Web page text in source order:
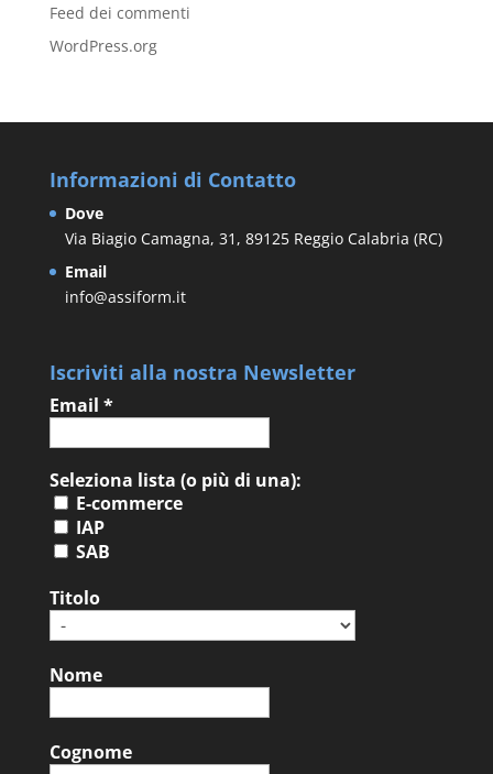
Feed dei commenti
WordPress.org
Informazioni di Contatto
Dove
Via Biagio Camagna, 31, 89125 Reggio Calabria (RC)
Email
info@assiform.it
Iscriviti alla nostra Newsletter
Email *
Seleziona lista (o più di una):
E-commerce
IAP
SAB
Titolo
Nome
Cognome